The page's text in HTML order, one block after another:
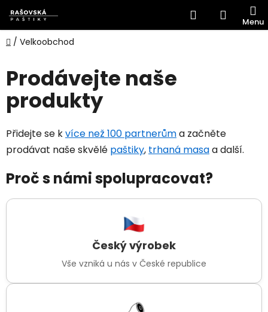
Přejít
na
obsah
Hledat
KOŠÍK
Domů
/ Velkoobchod
Prodávejte naše
produkty
Přidejte se kvíce než 100 partnerůma začněte
prodávat naše skvělé paštiky, trhaná masaa další.
Proč s námi spolupracovat?
Český výrobek
Vše vzniká u nás v České republice